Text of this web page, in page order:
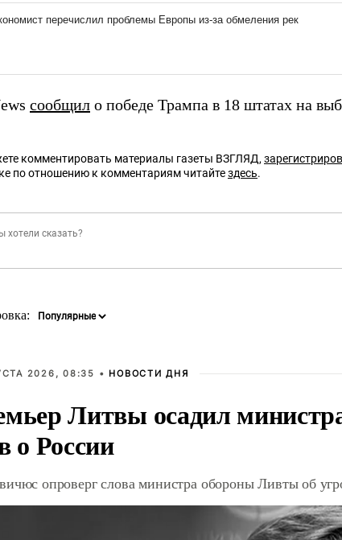
сообщил о победе Трампа в 18 штатах на
комментировать материалы газеты ВЗГЛЯД,
по отношению к комментариям читайтездесь.
2026, 08:35 • НОВОСТИ ДНЯ
Литвы осадил
о России
опроверг слова министра обороны Ливты об